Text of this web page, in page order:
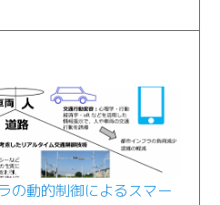
の動的制御によるスマー